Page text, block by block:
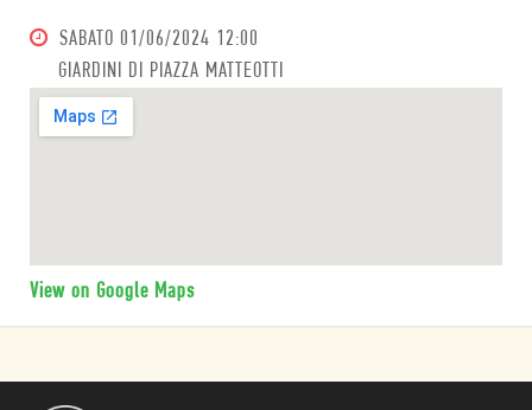
SABATO 01/06/2024 12:00
GIARDINI DI PIAZZA MATTEOTTI
View on Google Maps